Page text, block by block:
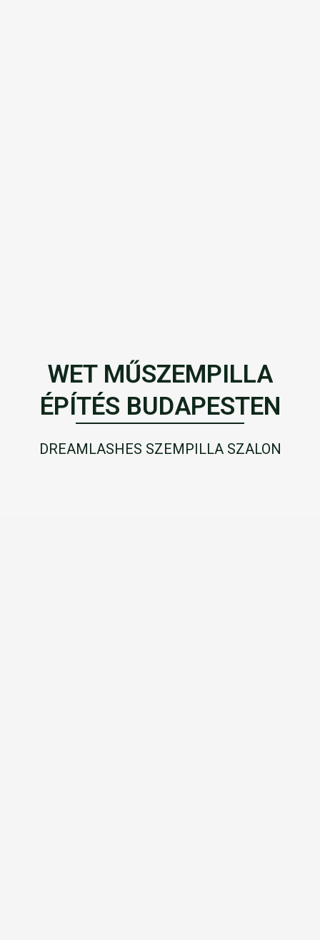
WET MŰSZEMPILLA
ÉPÍTÉS BUDAPESTEN
DREAMLASHES SZEMPILLA SZALON